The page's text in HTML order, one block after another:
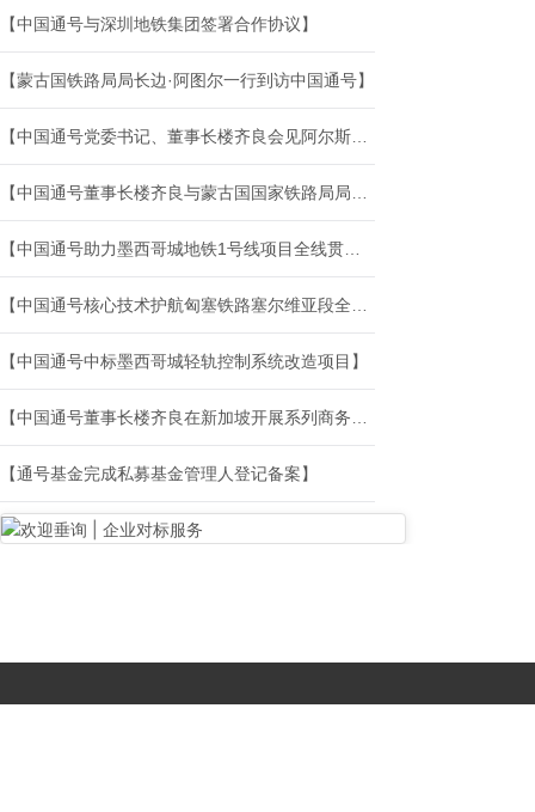
【中国通号与深圳地铁集团签署合作协议】
【蒙古国铁路局局长边·阿图尔一行到访中国通号】
【中国通号党委书记、董事长楼齐良会见阿尔斯通全球首席执行官韩法利】
【中国通号董事长楼齐良与蒙古国国家铁路局局长边·阿图尔座谈交流】
【中国通号助力墨西哥城地铁1号线项目全线贯通】
【中国通号核心技术护航匈塞铁路塞尔维亚段全线载客运营】
【中国通号中标墨西哥城轻轨控制系统改造项目】
【中国通号董事长楼齐良在新加坡开展系列商务活动】
【通号基金完成私募基金管理人登记备案】